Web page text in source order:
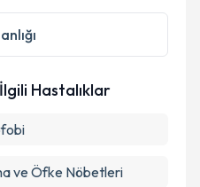
İlgili Hastalıklar
ve Öfke Nöbetleri